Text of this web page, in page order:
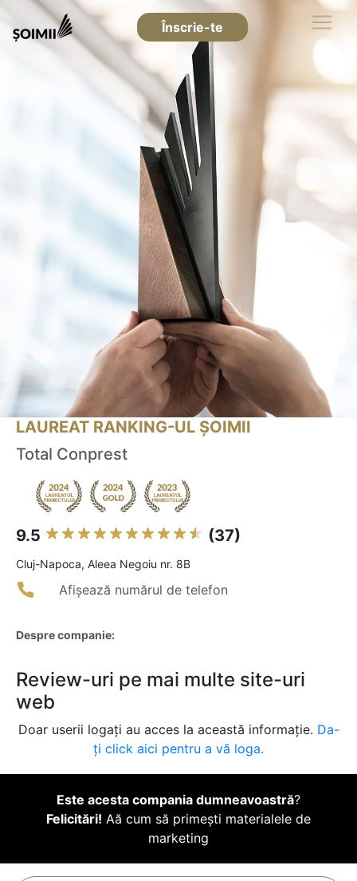
Înscrie-te
LAUREAT RANKING-UL ȘOIMII
Total Conprest
9.5 (37)
Cluj-Napoca, Aleea Negoiu nr. 8B
Afișează numărul de telefon
Despre companie:
Review-uri pe mai multe site-uri
web
Doar userii logați au acces la această informație. Da-
ți click aici pentru a vă loga.
Este acesta compania dumneavoastră?
Felicitări! Aă cum să primești materialele de
marketing